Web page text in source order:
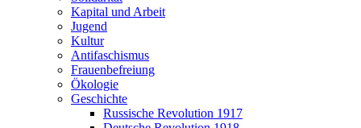
Kapital und Arbeit
Jugend
Kultur
Antifaschismus
Frauenbefreiung
Ökologie
Geschichte
Russische Revolution 1917